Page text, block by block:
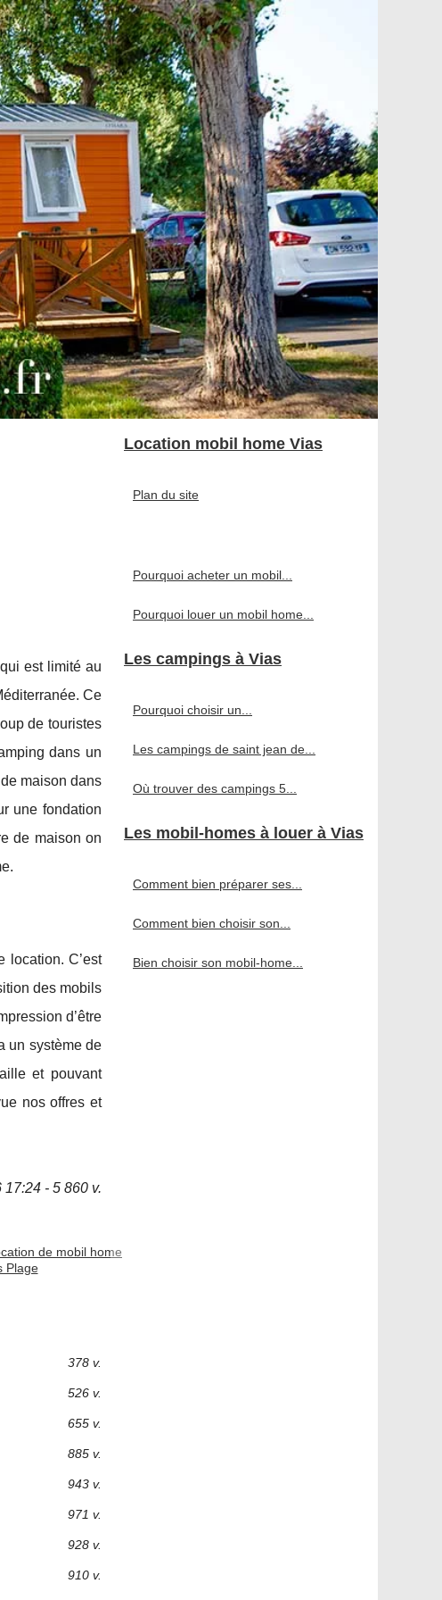
est limité au
Ce
de touristes
dans un
maison dans
une fondation
de maison on
location. C’est
des mobils
d’être
un système de
et pouvant
nos offres et
17:24 - 5 860 v.
de mobil home
Plage
378 v.
526 v.
655 v.
885 v.
943 v.
971 v.
928 v.
910 v.
Location mobil home Vias
Plan du site
Pourquoi acheter un mobil...
Pourquoi louer un mobil home...
Les campings à Vias
Pourquoi choisir un...
Les campings de saint jean de...
Où trouver des campings 5...
Les mobil-homes à louer à Vias
Comment bien préparer ses...
Comment bien choisir son...
Bien choisir son mobil-home...